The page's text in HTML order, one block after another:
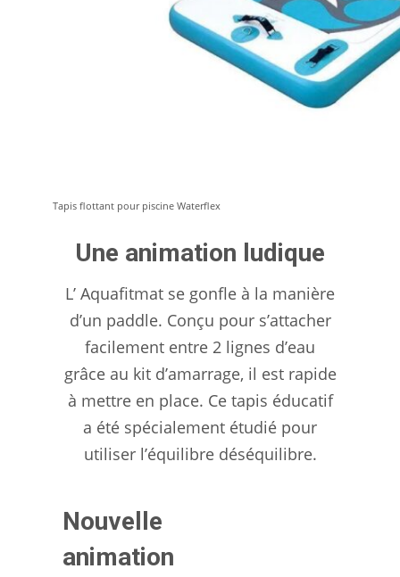
Tapis flottant pour piscine Waterflex
Une animation ludique
L’ Aquafitmat se gonfle à la manière
d’un paddle. Conçu pour s’attacher
facilement entre 2 lignes d’eau
grâce au kit d’amarrage, il est rapide
à mettre en place. Ce tapis éducatif
a été spécialement étudié pour
utiliser l’équilibre déséquilibre.
Nouvelle
animation